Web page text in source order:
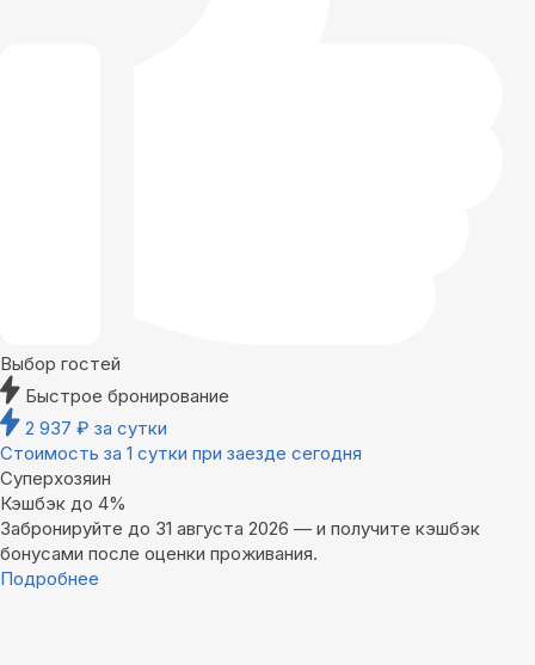
Выбор гостей
Быстрое бронирование
2 937 ₽ за сутки
Стоимость за 1 сутки при заезде сегодня
Суперхозяин
Кэшбэк до 4%
Забронируйте до 31 августа 2026 — и получите кэшбэк
бонусами после оценки проживания.
Подробнее